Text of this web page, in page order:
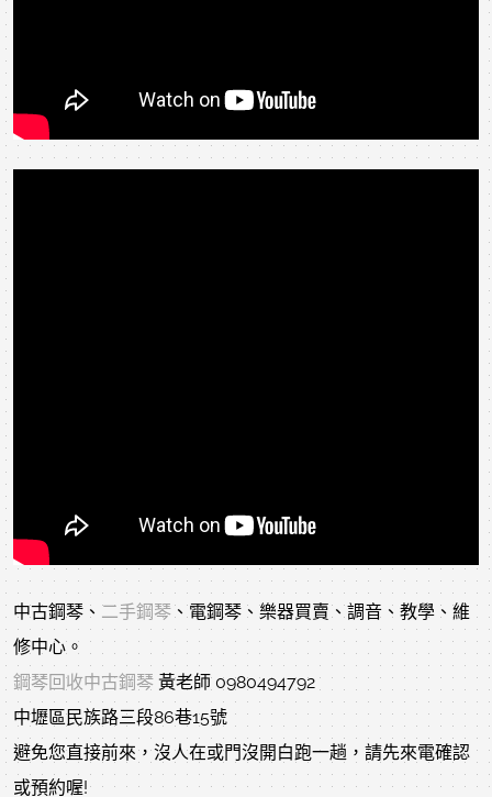
中古鋼琴、 二手鋼琴、電鋼琴、樂器買賣、調音、教學、維
修中心。
鋼琴回收中古鋼琴 黃老師 0980494792
中壢區民族路三段86巷15號
避免您直接前來，沒人在或門沒開白跑一趟，請先來電確認
或預約喔!